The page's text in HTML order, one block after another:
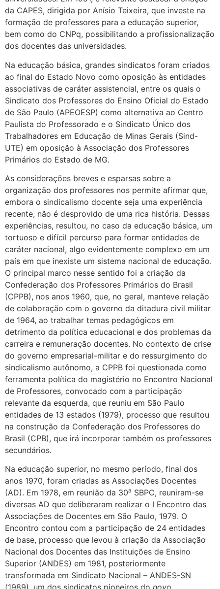
da CAPES, dirigida por Anísio Teixeira, que investe na
formação de professores para a educação superior,
bem como do CNPq, possibilitando a profissionalização
dos docentes das universidades.
Na educação básica, grandes sindicatos foram criados
ao final do Estado Novo como oposição às entidades
associativas de caráter assistencial, entre os quais o
Sindicato dos Professores do Ensino Oficial do Estado
de São Paulo (APEOESP) como alternativa ao Centro
Paulista do Professorado e o Sindicato Único dos
Trabalhadores em Educação de Minas Gerais (Sind-
UTE) em oposição à Associação dos Professores
Primários do Estado de MG.
As considerações breves e esparsas sobre a
organização dos professores nos permite afirmar que,
embora o sindicalismo docente seja uma experiência
recente, não é desprovido de uma rica história. Dessas
experiências, resultou, no caso da educação básica, um
tortuoso e difícil percurso para formar entidades de
caráter nacional, algo evidentemente complexo em um
país em que inexiste um sistema nacional de educação.
O principal marco nesse sentido foi a criação da
Confederação dos Professores Primários do Brasil
(CPPB), nos anos 1960, que, no geral, manteve relação
de colaboração com o governo da ditadura civil militar
de 1964, ao trabalhar temas pedagógicos em
detrimento da política educacional e dos problemas da
carreira e remuneração docentes. No contexto de crise
do governo empresarial-militar e do ressurgimento do
sindicalismo autônomo, a CPPB foi questionada como
ferramenta política do magistério no Encontro Nacional
de Professores, convocado com a participação
relevante da esquerda, que reuniu em São Paulo
entidades de 13 estados (1979), processo que resultou
na construção da Confederação dos Professores do
Brasil (CPB), que irá incorporar também os professores
secundários.
Na educação superior, no mesmo período, final dos
anos 1970, foram criadas as Associações Docentes
(AD). Em 1978, em reunião da 30a SBPC, reuniram-se
diversas AD que deliberaram realizar o I Encontro das
Associações de Docentes em São Paulo, 1979. O
Encontro contou com a participação de 24 entidades
de base, processo que levou à criação da Associação
Nacional dos Docentes das Instituições de Ensino
Superior (ANDES) em 1981, posteriormente
transformada em Sindicato Nacional – ANDES-SN